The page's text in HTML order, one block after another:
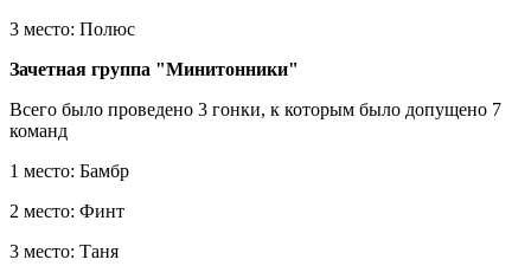
3 место: Полюс
Зачетная группа "Минитонники"
Всего было проведено 3 гонки, к которым было допущено 7
команд
1 место: Бамбр
2 место: Финт
3 место: Таня